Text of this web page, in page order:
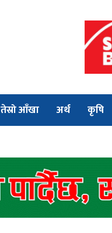
तेस्रो आँखा अर्थ कृषि